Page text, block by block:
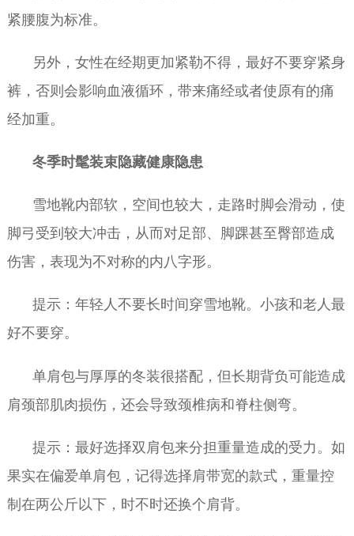
紧腰腹为标准。
另外，女性在经期更加紧勒不得，最好不要穿紧身
裤，否则会影响血液循环，带来痛经或者使原有的痛
经加重。
冬季时髦装束隐藏健康隐患
雪地靴内部软，空间也较大，走路时脚会滑动，使
脚弓受到较大冲击，从而对足部、脚踝甚至臀部造成
伤害，表现为不对称的内八字形。
提示：年轻人不要长时间穿雪地靴。小孩和老人最
好不要穿。
单肩包与厚厚的冬装很搭配，但长期背负可能造成
肩颈部肌肉损伤，还会导致颈椎病和脊柱侧弯。
提示：最好选择双肩包来分担重量造成的受力。如
果实在偏爱单肩包，记得选择肩带宽的款式，重量控
制在两公斤以下，时不时还换个肩背。